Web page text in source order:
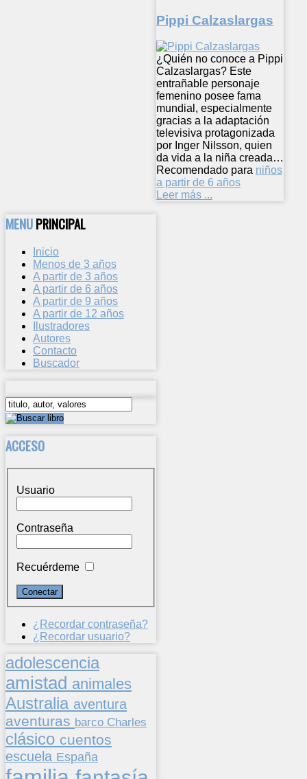
Pippi Calzaslargas
¿Quién no conoce a Pippi
Calzaslargas? Este
entrañable personaje
femenino posee fama
mundial, especialmente
gracias a la adaptación
televisiva protagonizada
por Inger Nilsson, quien
da vida a la niña creada…
Recomendado para niños
a partir de 6 años
Leer más ...
MENUPRINCIPAL
Inicio
Menos de 3 años
A partir de 3 años
A partir de 6 años
A partir de 9 años
A partir de 12 años
Ilustradores
Autores
Contacto
Buscador
ACCESO
Usuario
Contraseña
Recuérdeme
¿Recordar contraseña?
¿Recordar usuario?
adolescencia
amistad animales
Australia aventura
aventuras barco Charles
clásico cuentos
escuela España